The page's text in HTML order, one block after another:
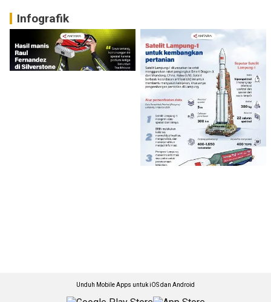
Infografik
Unduh Mobile Apps untuk iOS dan Android